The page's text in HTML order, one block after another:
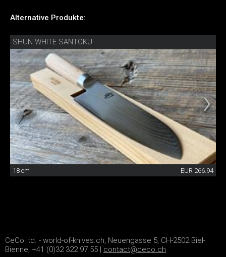
Alternative Produkte:
SHUN WHITE SANTOKU
18 cm EUR 266.94
CeCo ltd. - world-of-knives.ch, Neuengasse 5, CH-2502 Biel-
Bienne, +41 (0)32 322 97 55 | contact@ceco.ch